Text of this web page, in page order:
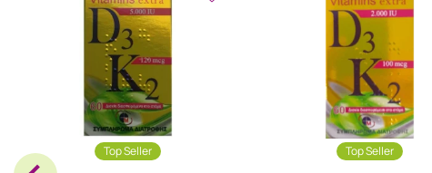
Top Seller Top Seller